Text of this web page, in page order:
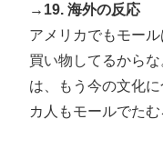
→19. 海外の反応
アメリカでもモー
買い物してるから
は、もう今の文化
カ人もモールでた